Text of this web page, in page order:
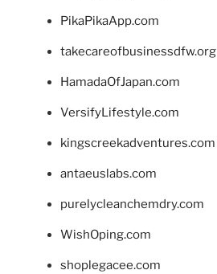
PikaPikaApp.com
takecareofbusinessdfw.org
HamadaOfJapan.com
VersifyLifestyle.com
kingscreekadventures.com
antaeuslabs.com
purelycleanchemdry.com
WishOping.com
shoplegacee.com